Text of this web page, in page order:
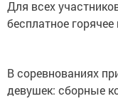
бесплатное
девушек: сборные
Казанбашской ООШ,